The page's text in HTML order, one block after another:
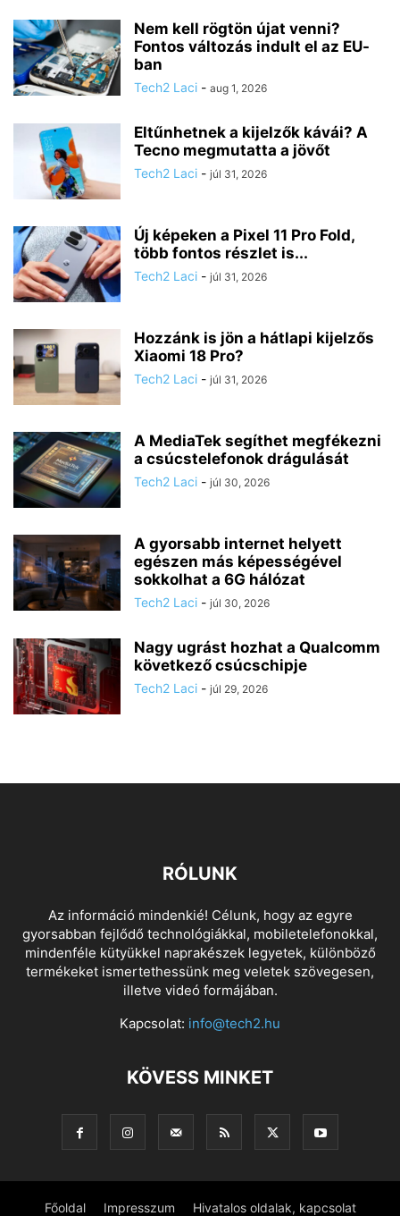
Nem kell rögtön újat venni?
Fontos változás indult el az EU-
ban
Tech2 Laci - aug 1, 2026
Eltűnhetnek a kijelzők kávái? A
Tecno megmutatta a jövőt
Tech2 Laci - júl 31, 2026
Új képeken a Pixel 11 Pro Fold,
több fontos részlet is...
Tech2 Laci - júl 31, 2026
Hozzánk is jön a hátlapi kijelzős
Xiaomi 18 Pro?
Tech2 Laci - júl 31, 2026
A MediaTek segíthet megfékezni
a csúcstelefonok drágulását
Tech2 Laci - júl 30, 2026
A gyorsabb internet helyett
egészen más képességével
sokkolhat a 6G hálózat
Tech2 Laci - júl 30, 2026
Nagy ugrást hozhat a Qualcomm
következő csúcschipje
Tech2 Laci - júl 29, 2026
RÓLUNK
Az információ mindenkié! Célunk, hogy az egyre
gyorsabban fejlődő technológiákkal, mobiletelefonokkal,
mindenféle kütyükkel naprakészek legyetek, különböző
termékeket ismertethessünk meg veletek szövegesen,
illetve videó formájában.
Kapcsolat: info@tech2.hu
KÖVESS MINKET
Főoldal Impresszum Hivatalos oldalak, kapcsolat